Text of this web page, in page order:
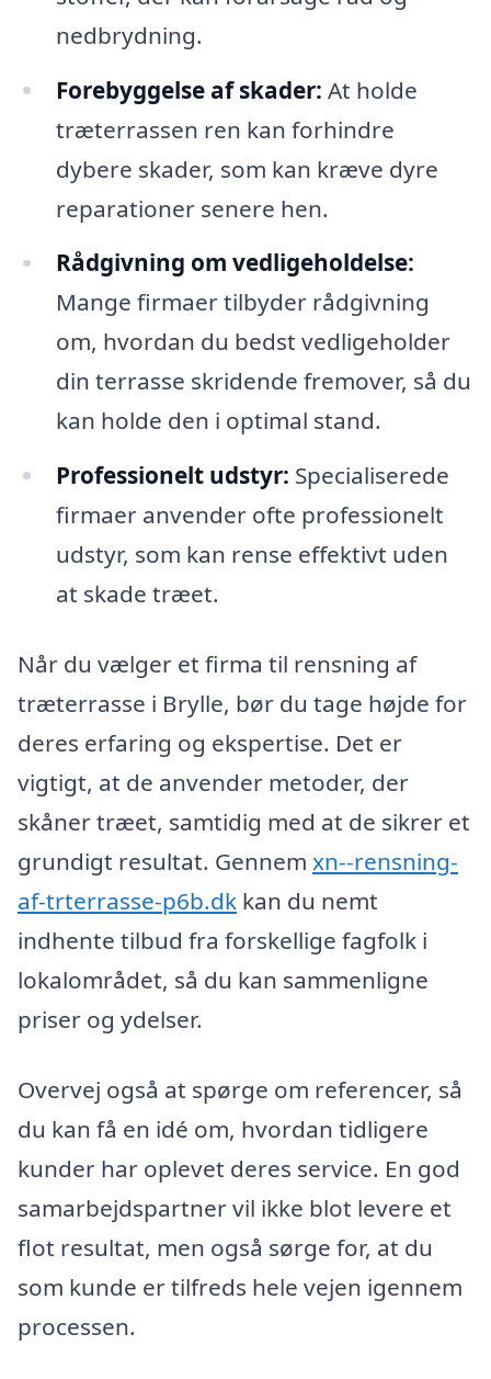
nedbrydning.
Forebyggelse af skader: At holde
træterrassen ren kan forhindre
dybere skader, som kan kræve dyre
reparationer senere hen.
Rådgivning om vedligeholdelse:
Mange firmaer tilbyder rådgivning
om, hvordan du bedst vedligeholder
din terrasse skridende fremover, så du
kan holde den i optimal stand.
Professionelt udstyr: Specialiserede
firmaer anvender ofte professionelt
udstyr, som kan rense effektivt uden
at skade træet.
Når du vælger et firma til rensning af
træterrasse i Brylle, bør du tage højde for
deres erfaring og ekspertise. Det er
vigtigt, at de anvender metoder, der
skåner træet, samtidig med at de sikrer et
grundigt resultat. Gennem xn--rensning-
af-trterrasse-p6b.dk kan du nemt
indhente tilbud fra forskellige fagfolk i
lokalområdet, så du kan sammenligne
priser og ydelser.
Overvej også at spørge om referencer, så
du kan få en idé om, hvordan tidligere
kunder har oplevet deres service. En god
samarbejdspartner vil ikke blot levere et
flot resultat, men også sørge for, at du
som kunde er tilfreds hele vejen igennem
processen.